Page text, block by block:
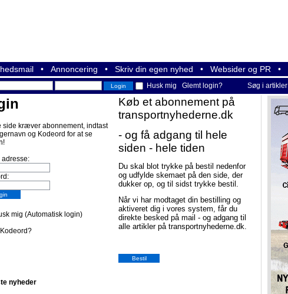
• Annoncering • Skriv din egen nyhed • Websider og PR •
Husk mig Glemt login? Søg i artikler
side kræver abonnement, indtast
og Kodeord for at se
adresse:
mig (Automatisk login)
Køb et abonnement på
transportnyhederne.dk
- og få adgang til hele
siden - hele tiden
Du skal blot trykke på bestil nedenfor
og udfylde skemaet på den side, der
dukker op, og til sidst trykke bestil.
Når vi har modtaget din bestilling og
aktiveret dig i vores system, får du
direkte besked på mail - og adgang til
alle artikler på transportnyhederne.dk.
nyheder